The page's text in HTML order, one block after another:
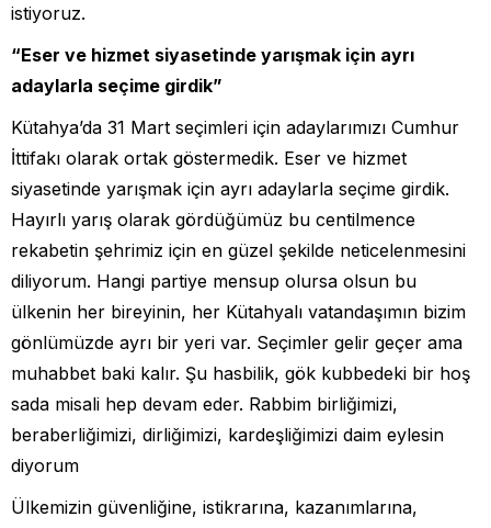
istiyoruz.
“Eser ve hizmet siyasetinde yarışmak için ayrı
adaylarla seçime girdik”
Kütahya’da 31 Mart seçimleri için adaylarımızı Cumhur
İttifakı olarak ortak göstermedik. Eser ve hizmet
siyasetinde yarışmak için ayrı adaylarla seçime girdik.
Hayırlı yarış olarak gördüğümüz bu centilmence
rekabetin şehrimiz için en güzel şekilde neticelenmesini
diliyorum. Hangi partiye mensup olursa olsun bu
ülkenin her bireyinin, her Kütahyalı vatandaşımın bizim
gönlümüzde ayrı bir yeri var. Seçimler gelir geçer ama
muhabbet baki kalır. Şu hasbilik, gök kubbedeki bir hoş
sada misali hep devam eder. Rabbim birliğimizi,
beraberliğimizi, dirliğimizi, kardeşliğimizi daim eylesin
diyorum
Ülkemizin güvenliğine, istikrarına, kazanımlarına,